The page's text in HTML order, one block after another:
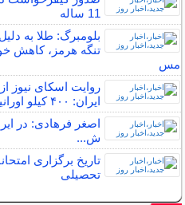
11 ساله
بلومبرگ: طلا به
تنگه هرمز، کاهش
مس
روایت اسکای نیوز
ایران: ۴۰۰ کیلو اورانیوم را تحویل بدهید
اصغر فرهادی: در
ش...
تاریخ برگزاری
تحصیلی